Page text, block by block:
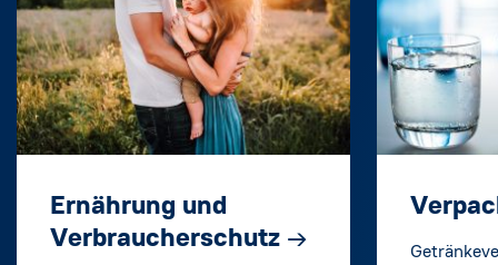
Ernährung und
Verbraucherschutz →